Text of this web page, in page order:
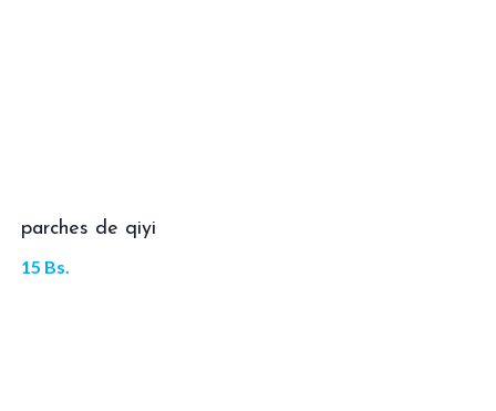
parches de qiyi
15 Bs.